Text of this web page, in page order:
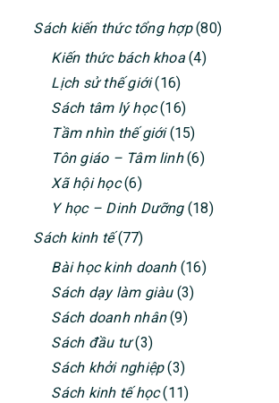
PRIMARY
SIDEBAR
Sách kiến thức tổng hợp(80)
Kiến thức bách khoa(4)
Lịch sử thế giới(16)
Sách tâm lý học(16)
Tầm nhìn thế giới(15)
Tôn giáo – Tâm linh(6)
Xã hội học(6)
Y học – Dinh Dưỡng(18)
Sách kinh tế(77)
Bài học kinh doanh(16)
Sách dạy làm giàu(3)
Sách doanh nhân(9)
Sách đầu tư(3)
Sách khởi nghiệp(3)
Sách kinh tế học(11)